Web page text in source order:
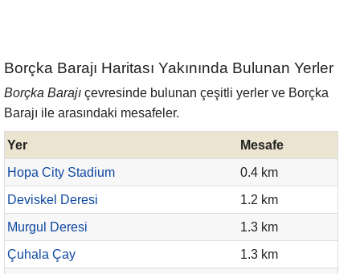
Borçka Barajı Haritası Yakınında Bulunan Yerler
Borçka Barajı çevresinde bulunan çeşitli yerler ve Borçka
Barajı ile arasındaki mesafeler.
Yer
Mesafe
Hopa City Stadium
0.4 km
Deviskel Deresi
1.2 km
Murgul Deresi
1.3 km
Çuhala Çay
1.3 km